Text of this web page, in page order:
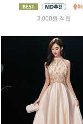
3,000원 적립